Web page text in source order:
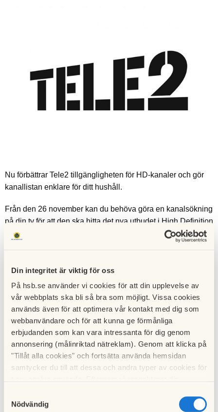
Din integritet är viktig för oss
På hsb.se använder vi cookies för att din upplevelse av
vår webbplats ska bli så bra som möjligt. Vissa cookies
används även för att optimera vår kontakt med dig som
webbanvändare och för att kunna ge förmånliga
erbjudanden som kan vara intressanta för dig genom
annonsering (målinriktad nätreklam). Genom att klicka på
"Tillåt alla cookies" och fortsätta använda hemsidan
samtycker du till att dessa och andra typer av cookies för
cookies och välja att endast tillåta ett urval.
Nödvändig
Nu förbättrar Tele2 tillgängligheten för HD-kanaler och gör
kanallistan enklare för ditt hushåll.
Från den 26 november kan du behöva göra en kanalsökning
på din tv för att den ska hitta det nya utbudet i High Definition
(HD). HD ger väsentligt högre bildkvalitet och upplösning för
Om du efter ovan datum har SVT1 HD på kanalplats 1 så
har din tv-mottagare automatiskt ställt om kanalerna. Om inte
så behöver du göra en kanalsökning. Hur du gör det hittar du
i manualen för din tv-utrustning. Om du har en mycket
gammal tv-utrustning kan du behöva skaffa en nyare för att
se på tv i HD. Du kan innan angivet datum kontrollera om
din tv klarar HD genom gå till kanalplats 21 på din tv. Ser du